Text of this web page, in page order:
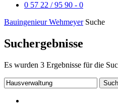
0 57 22 / 95 90 - 0
Bauingenieur Wehmeyer Suche
Suchergebnisse
Es wurden 3 Ergebnisse für die